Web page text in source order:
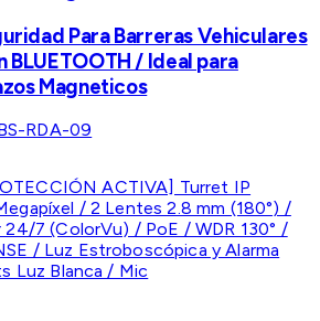
Para Barreras Vehiculares
BLUETOOTH / Ideal para
Magneticos
RDA-09